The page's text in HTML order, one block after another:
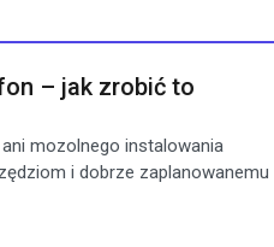
– jak zrobić to
mozolnego instalowania
i dobrze zaplanowanemu